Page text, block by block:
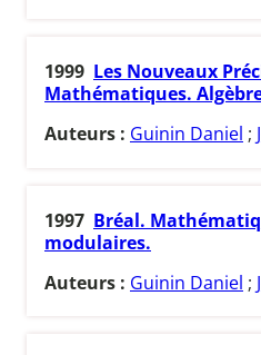
1999 Les Nouveaux
Mathématiques.
Auteurs : Guinin Daniel ;
1997 Bréal.
modulaires.
Auteurs : Guinin Daniel ;